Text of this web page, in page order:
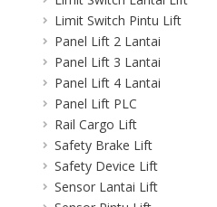
Limit Switch Pintu Lift
Panel Lift 2 Lantai
Panel Lift 3 Lantai
Panel Lift 4 Lantai
Panel Lift PLC
Rail Cargo Lift
Safety Brake Lift
Safety Device Lift
Sensor Lantai Lift